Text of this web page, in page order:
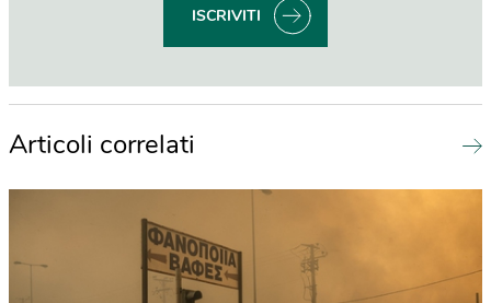
ISCRIVITI
Articoli correlati